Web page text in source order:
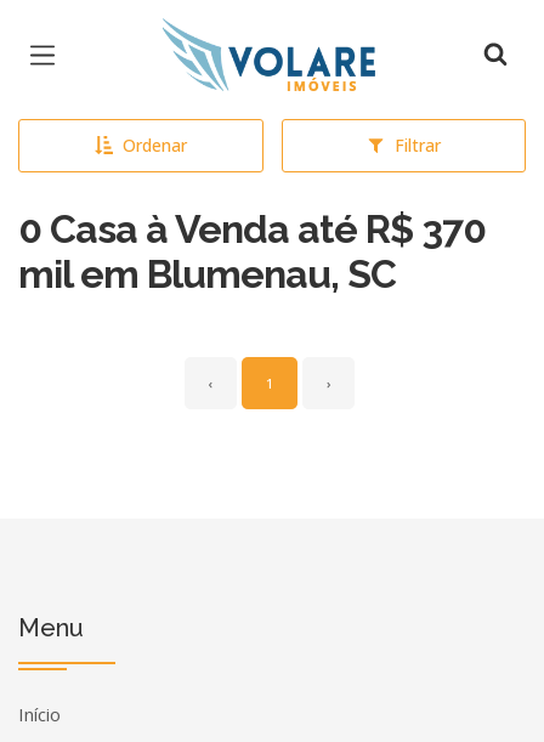
Página inicial
Ordenar Filtrar
0 Casa à Venda até R$ 370
mil em Blumenau, SC
‹ 1 ›
Menu
Início